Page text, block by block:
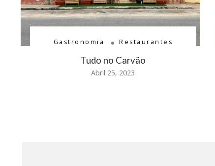
Gastronomia Restaurantes
Tudo no Carvão
Abril 25, 2023